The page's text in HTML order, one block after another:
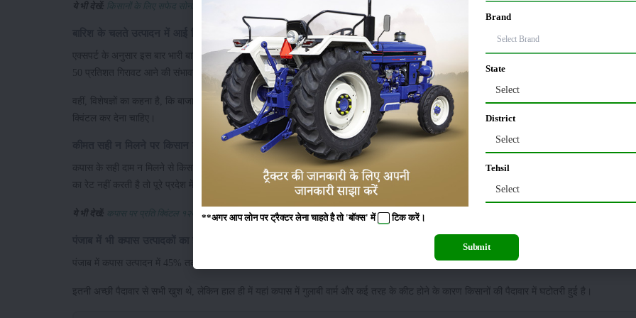
ये भी देखें: किसानों के लिए सफेद सोना साबित हो रही कपास की खेती : MSP से डबल हो गए कपास के दाम
एक्सपर्ट के अनुसार इस बार भारी बारिश के चलते फसल मेें आई पत्तियों के कारण डोड़े की बढ़त को नुकसान हुआ है। प्रोडक्शन में भारी गिरावट आ गई है।
50 प्रतिशत गिरावट आने की संभावना है।
वहीं, विशेषज्ञों का कहना है, कि बाजार में कपास की कीमत 6 हजार से लेकर 8 हजार रुपये प्रति क्विंटल के बीच है। केंद्र सरकार और राज्य सरकार को इसे 15 हजार
क्विंटल कर देना चाहिए।
कीमत सही न मिलने पर किसान कर सकते हैं विरोध प्रदर्शन
कपास के सही दाम न मिलने से किसान परेशान हैं। किसान जगह जगह विरोध प्रदर्शन कर रहे हैं। किसानों का कहना है, कि यदि राज्य सरकार 15000 रुपये प्रति
का रेट नहीं करती है तो पूरे प्रदेश में धरना-प्रदर्शन करेंगे।
ये भी देखें: कपास पर प्रति क्विंटल १२००० रुपये न्यूनतम समर्थन मूल्य की मांग कर रहे किसान, उत्पादन में कमी से अंतर्राष्टीय बाजार भी चिंतिंत
पंजाब में कपास उत्पादन में 45% तक की बड़ी गिरावट देखने को मिली है। मीडिया रिपोर्ट के अनुसार, पिछले 3 सालों से पंजाब में कपास की अच्छी पैदावार हो रही थी।
इतनी अच्छी पैदावार से सभी खुश थे, लेकिन हाल ही में यहां कपास में गुलाबी वार्म और कई तरह के कीट होने के कारण किसानों की पैदावार में घटोतरी हुई है।
Brand
State
Select
District
Select
Tehsil
Select
**अगर आप लोन पर ट्रैक्टर लेना चाहते है तो 'बॉक्स' में टिककरें।
Submit